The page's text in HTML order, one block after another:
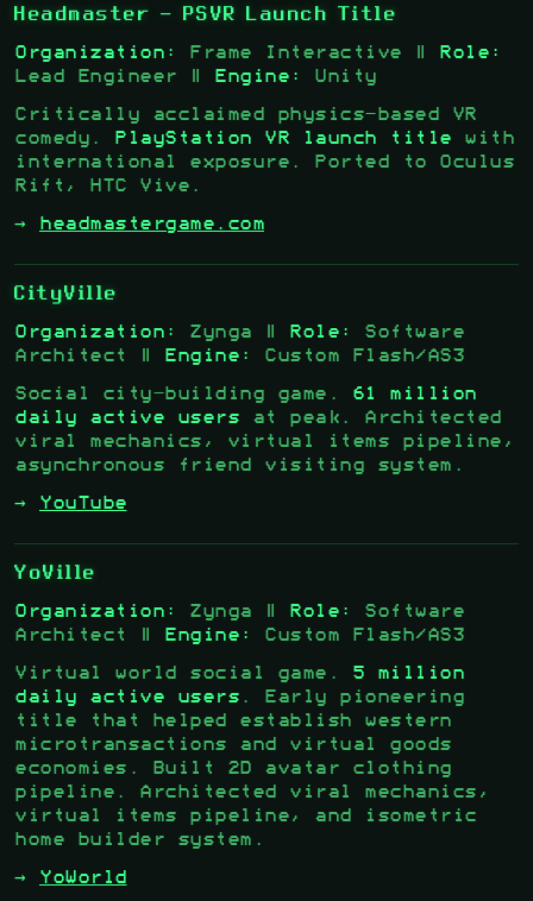
Headmaster
- PSVR Launch Title
Organization:
Frame Interactive |
Role:
Lead Engineer |
Engine:
Unity
Critically acclaimed physics-based VR
comedy.
PlayStation VR launch title with
international exposure. Ported to Oculus
Rift, HTC Vive.
→
headmastergame.com
CityVille
Organization:
Zynga | Role:
Software
Architect |
Engine:
Custom Flash/AS3
Social city-building game. 61 million
daily active users at peak. Architected
viral mechanics, virtual items pipeline,
asynchronous friend visiting system.
→
YouTube
YoVille
Organization:
Zynga | Role:
Software
Architect |
Engine:
Custom Flash/AS3
Virtual world social game. 5 million
daily active users . Early pioneering
title that helped establish western
microtransactions and virtual goods
economies. Built 2D avatar clothing
pipeline. Architected viral mechanics,
virtual items pipeline, and isometric
home builder system.
→
YoWorld